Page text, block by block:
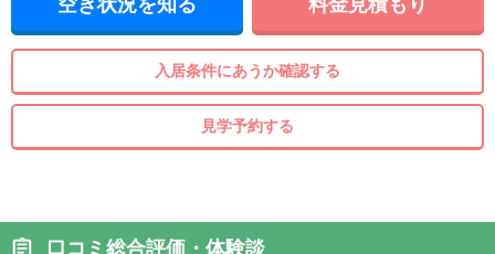
入居条件にあうか確認する
見学予約する
口コミ総合評価・体験談